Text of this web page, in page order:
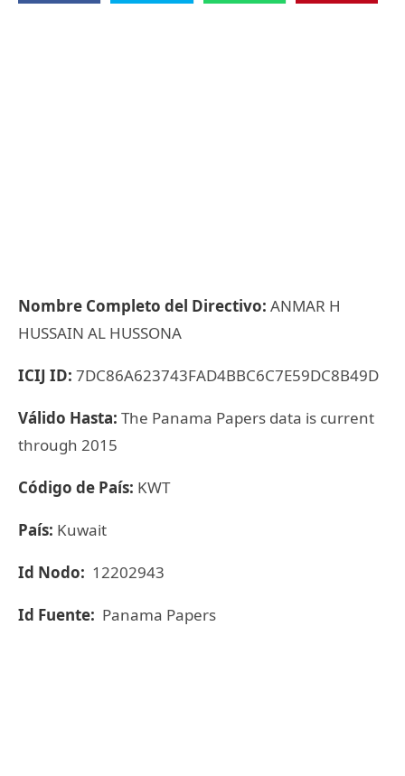
Nombre Completo del Directivo: ANMAR H
HUSSAIN AL HUSSONA
ICIJ ID: 7DC86A623743FAD4BBC6C7E59DC8B49D
Válido Hasta: The Panama Papers data is current
through 2015
Código de País: KWT
País: Kuwait
Id Nodo: 12202943
Id Fuente: Panama Papers